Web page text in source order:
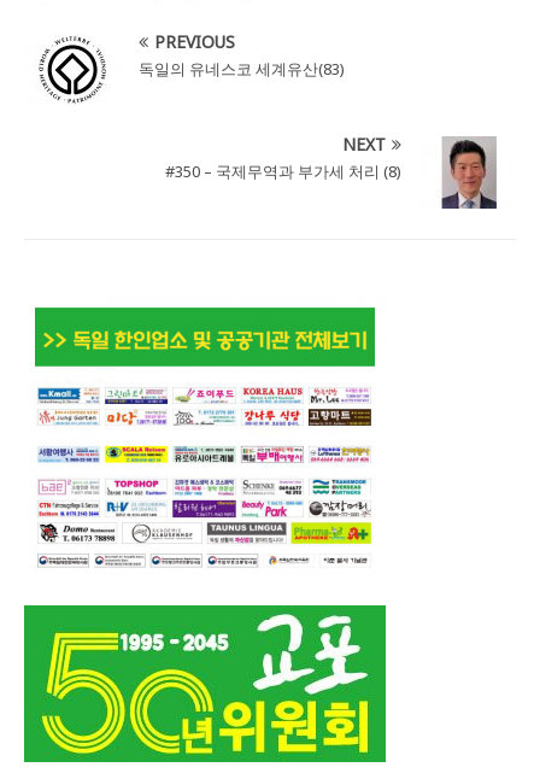
PREVIOUS
독일의 유네스코 세계유산(83)
NEXT
#350 – 국제무역과 부가세 처리 (8)